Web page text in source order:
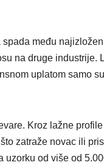
spada među
na druge industrije.
uplatom samo
Kroz lažne profile
zatraže novac ili
uzorku od više od